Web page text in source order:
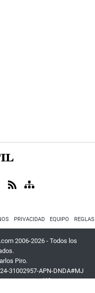
PRIVACIDAD EQUIPO
2006-2026 - Todos los
Piro.
31002957-APN-DNDA#MJ
Argentina| Teléfono:+54 9 11